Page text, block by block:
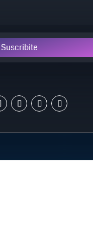
Suscribite